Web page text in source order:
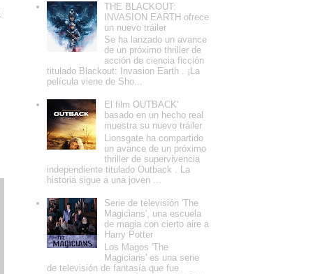
THE BLACKOUT:
INVASION EARTH ofrece
un nuevo tráiler
Se ha lanzado un avance
de un próximo thriller de
acción de ciencia ficción
titulado Blackout: Invasion Earth . ¡La
película viene de Sho...
El film OUTBACK'
basado en un hecho real
muestra su nuevo tráiler
Lionsgate ha compartido
un avance de un próximo
thriller de supervivencia
independiente titulado Outback . La
historia sigue a una joven ...
Serie de televisión 'The
Magicians', una escuela
de magia con cierto aire a
Harry Potter
Los Magos 'The
Magicians' es una serie
de televisión de fantasía que fue